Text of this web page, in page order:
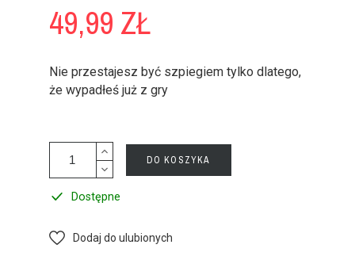
49,99 ZŁ
Nie przestajesz być szpiegiem tylko dlatego,
że wypadłeś już z gry
DO KOSZYKA
Dostępne
Dodaj do ulubionych